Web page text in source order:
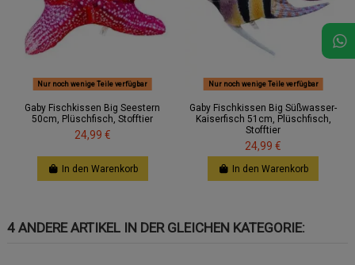
Nur noch wenige Teile verfügbar
Gaby Fischkissen Big Seestern
50cm, Plüschfisch, Stofftier
24,99 €
In den Warenkorb
Nur noch wenige Teile verfügbar
Gaby Fischkissen Big Süßwasser-
Kaiserfisch 51cm, Plüschfisch,
Stofftier
24,99 €
In den Warenkorb
4 ANDERE ARTIKEL IN DER GLEICHEN KATEGORIE: